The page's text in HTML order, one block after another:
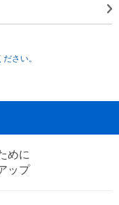
さい。
めに
ップ